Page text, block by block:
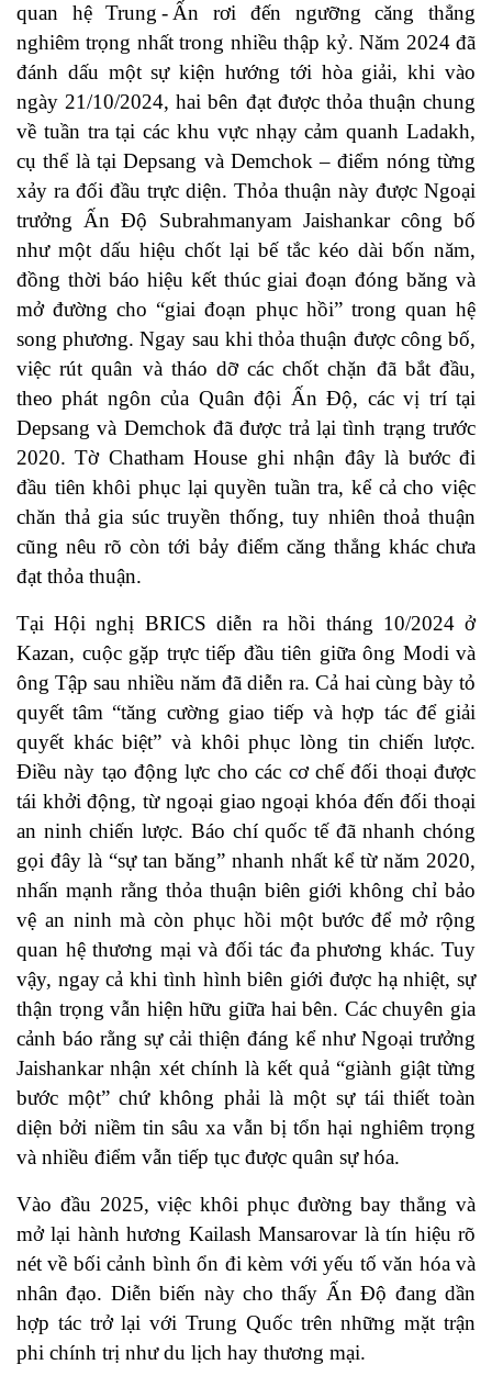
quan hệ Trung - Ấn rơi đến ngưỡng căng thẳng
nghiêm trọng nhất trong nhiều thập kỷ. Năm 2024 đã
đánh dấu một sự kiện hướng tới hòa giải, khi vào
ngày 21/10/2024, hai bên đạt được thỏa thuận chung
về tuần tra tại các khu vực nhạy cảm quanh Ladakh,
cụ thể là tại Depsang và Demchok – điểm nóng từng
xảy ra đối đầu trực diện. Thỏa thuận này được Ngoại
trưởng Ấn Độ Subrahmanyam Jaishankar công bố
như một dấu hiệu chốt lại bế tắc kéo dài bốn năm,
đồng thời báo hiệu kết thúc giai đoạn đóng băng và
mở đường cho “giai đoạn phục hồi” trong quan hệ
song phương. Ngay sau khi thỏa thuận được công bố,
việc rút quân và tháo dỡ các chốt chặn đã bắt đầu,
theo phát ngôn của Quân đội Ấn Độ, các vị trí tại
Depsang và Demchok đã được trả lại tình trạng trước
2020. Tờ Chatham House ghi nhận đây là bước đi
đầu tiên khôi phục lại quyền tuần tra, kể cả cho việc
chăn thả gia súc truyền thống, tuy nhiên thoả thuận
cũng nêu rõ còn tới bảy điểm căng thẳng khác chưa
đạt thỏa thuận.
Tại Hội nghị BRICS diễn ra hồi tháng 10/2024 ở
Kazan, cuộc gặp trực tiếp đầu tiên giữa ông Modi và
ông Tập sau nhiều năm đã diễn ra. Cả hai cùng bày tỏ
quyết tâm “tăng cường giao tiếp và hợp tác để giải
quyết khác biệt” và khôi phục lòng tin chiến lược.
Điều này tạo động lực cho các cơ chế đối thoại được
tái khởi động, từ ngoại giao ngoại khóa đến đối thoại
an ninh chiến lược. Báo chí quốc tế đã nhanh chóng
gọi đây là “sự tan băng” nhanh nhất kể từ năm 2020,
nhấn mạnh rằng thỏa thuận biên giới không chỉ bảo
vệ an ninh mà còn phục hồi một bước để mở rộng
quan hệ thương mại và đối tác đa phương khác. Tuy
vậy, ngay cả khi tình hình biên giới được hạ nhiệt, sự
thận trọng vẫn hiện hữu giữa hai bên. Các chuyên gia
cảnh báo rằng sự cải thiện đáng kể như Ngoại trưởng
Jaishankar nhận xét chính là kết quả “giành giật từng
bước một” chứ không phải là một sự tái thiết toàn
diện bởi niềm tin sâu xa vẫn bị tổn hại nghiêm trọng
và nhiều điểm vẫn tiếp tục được quân sự hóa.
Vào đầu 2025, việc khôi phục đường bay thẳng và
mở lại hành hương Kailash Mansarovar là tín hiệu rõ
nét về bối cảnh bình ổn đi kèm với yếu tố văn hóa và
nhân đạo. Diễn biến này cho thấy Ấn Độ đang dần
hợp tác trở lại với Trung Quốc trên những mặt trận
phi chính trị như du lịch hay thương mại.